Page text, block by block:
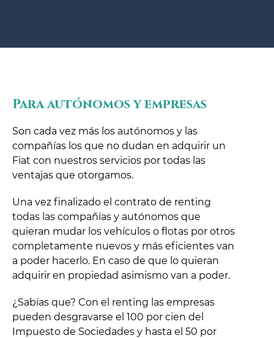
Para autónomos y empresas
Son cada vez más los autónomos y las
compañías los que no dudan en adquirir un
Fiat con nuestros servicios por todas las
ventajas que otorgamos.
Una vez finalizado el contrato de renting
todas las compañías y autónomos que
quieran mudar los vehículos o flotas por otros
completamente nuevos y más eficientes van
a poder hacerlo. En caso de que lo quieran
adquirir en propiedad asimismo van a poder.
¿Sabías que? Con el renting las empresas
pueden desgravarse el 100 por cien del
Impuesto de Sociedades y hasta el 50 por